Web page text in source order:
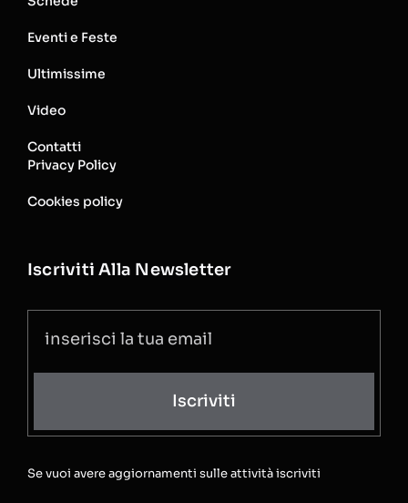
Eventi e Feste
Ultimissime
Video
Contatti
Privacy Policy
Cookies policy
Iscriviti Alla Newsletter
Iscriviti
Se vuoi avere aggiornamenti sulle attività iscriviti